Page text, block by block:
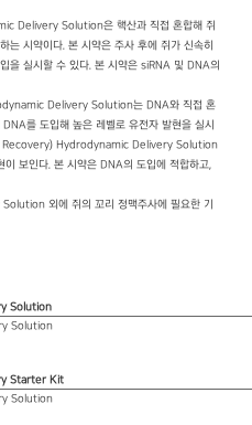
Delivery Solution은 핵산과 직접 혼합해 쥐
는 시약이다. 본 시약은 주사 후에 쥐가 신속히
을 실시할 수 있다. 본 시약은 siRNA 및 DNA의
Delivery Solution는 DNA와 직접 혼
를 도입해 높은 레벨로 유전자 발현을 실시
Recovery) Hydrodynamic Delivery Solution
보인다. 본 시약은 DNA의 도입에 적합하고,
외에 쥐의 꼬리 정맥주사에 필요한 기
Solution
Solution
Starter Kit
Solution